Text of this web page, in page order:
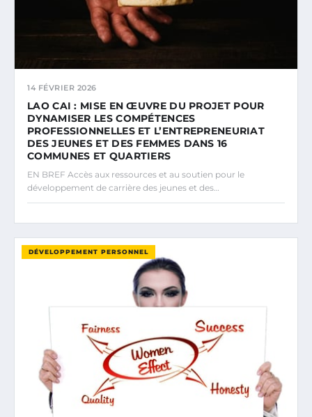
14 FÉVRIER 2026
LAO CAI : MISE EN ŒUVRE DU PROJET POUR
DYNAMISER LES COMPÉTENCES
PROFESSIONNELLES ET L’ENTREPRENEURIAT
DES JEUNES ET DES FEMMES DANS 16
COMMUNES ET QUARTIERS
EN BREF Accès aux ressources et au soutien pour le
développement de carrière des jeunes et des…
DÉVELOPPEMENT PERSONNEL